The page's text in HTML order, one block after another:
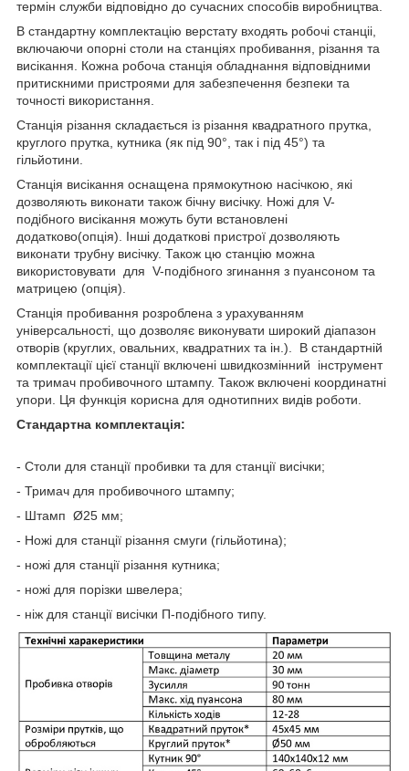
термін служби відповідно до сучасних способів виробництва.
В стандартну комплектацію верстату входять робочі станціі,
включаючи опорні столи на станціях пробивання, різання та
висікання. Кожна робоча станція обладнання відповідними
притискними пристроями для забезпечення безпеки та
точності використання.
Станція різання складається із різання квадратного прутка,
круглого прутка, кутника (як під 90°, так і під 45°) та
гільйотини.
Станція висікання оснащена прямокутною насічкою, які
дозволяють виконати також бічну висічку. Ножі для V-
подібного висікання можуть бути встановлені
додатково(опція). Інші додаткові пристрої дозволяють
виконати трубну висічку. Також цю станцію можна
використовувати для V-подібного згинання з пуансоном та
матрицею (опція).
Станція пробивання розроблена з урахуванням
універсальності, що дозволяє виконувати широкий діапазон
отворів (круглих, овальних, квадратних та ін.). В стандартній
комплектації цієї станції включені швидкозмінний інструмент
та тримач пробивочного штампу. Також включені координатні
упори. Ця функція корисна для однотипних видів роботи.
Стандартна комплектація:
- Столи для станції пробивки та для станції висічки;
- Тримач для пробивочного штампу;
- Штамп Ø25 мм;
- Ножі для станції різання смуги (гільйотина);
- ножі для станції різання кутника;
- ножі для порізки швелера;
- ніж для станції висічки П-подібного типу.